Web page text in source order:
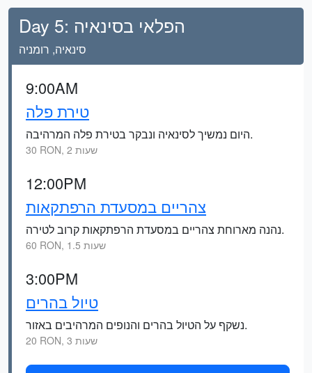
Day 5: הפלאי בסינאיה
סינאיה, רומניה
9:00AM
טירת פלה
היום נמשיך לסינאיה ונבקר בטירת פלה המרהיבה.
30 RON, 2 שעות
12:00PM
צהריים במסעדת הרפתקאות
נהנה מארוחת צהריים במסעדת הרפתקאות קרוב לטירה.
60 RON, 1.5 שעות
3:00PM
טיול בהרים
נשקף על הטיול בהרים והנופים המרהיבים באזור.
20 RON, 3 שעות